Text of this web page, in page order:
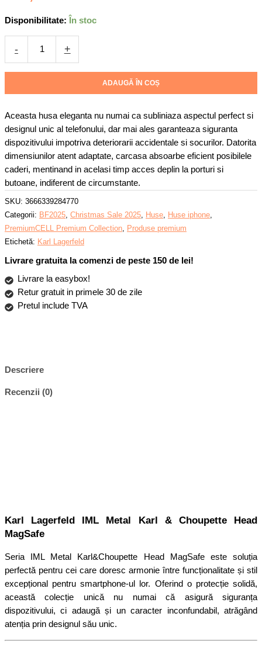
Disponibilitate: În stoc
-
iPhone
Pro
Lagerfeld,
Metal
Karl&Choupette
Head
MagSafe,
Negru
+
ADAUGĂ ÎN COȘ
Aceasta husa eleganta nu numai ca subliniaza aspectul perfect si
designul unic al telefonului, dar mai ales garanteaza siguranta
dispozitivului impotriva deteriorarii accidentale si socurilor. Datorita
dimensiunilor atent adaptate, carcasa absoarbe eficient posibilele
caderi, mentinand in acelasi timp acces deplin la porturi si
butoane, indiferent de circumstante.
SKU: 3666339284770
Categorii: BF2025 Christmas Sale 2025 Huse Huse iphone
PremiumCELL Premium Collection
Produse premium
Etichetă: Karl Lagerfeld
Livrare gratuita la comenzi de peste 150 de lei!
Livrare la easybox!
Retur gratuit in primele 30 de zile
Pretul include TVA
Descriere
Recenzii (0)
Karl Lagerfeld IML Metal Karl & Choupette Head
MagSafe
Seria IML Metal Karl&Choupette Head MagSafe este soluția
perfectă pentru cei care doresc armonie între funcționalitate și stil
excepțional pentru smartphone-ul lor. Oferind o protecție solidă,
această colecție unică nu numai că asigură siguranța
dispozitivului, ci adaugă și un caracter inconfundabil, atrăgând
atenția prin designul său unic.